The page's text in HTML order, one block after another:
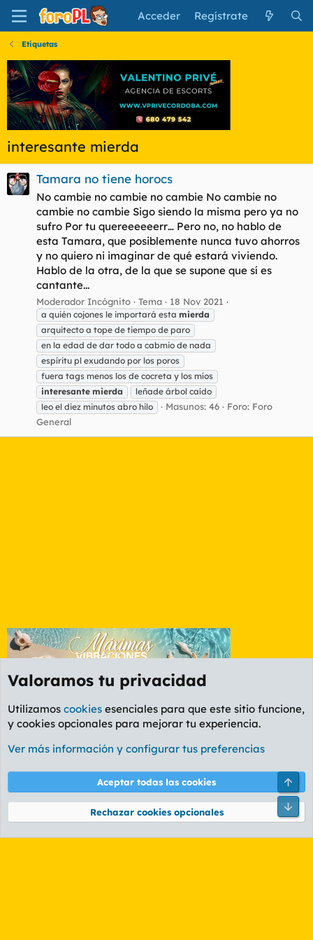
Acceder Regístrate
Etiquetas
interesante mierda
Tamara no tiene horocs
No cambie no cambie no cambie No cambie no
cambie no cambie Sigo siendo la misma pero ya no
sufro Por tu quereeeeeerr… Pero no, no hablo de
esta Tamara, que posiblemente nunca tuvo ahorros
y no quiero ni imaginar de qué estará viviendo.
Hablo de la otra, de la que se supone que sí es
cantante...
Moderador Incógnito Tema 18 Nov 2021
a quién cojones le importará esta mierda
arquitecto a tope de tiempo de paro
en la edad de dar todo a cabmio de nada
espíritu pl exudando por los poros
fuera tags menos los de cocreta y los míos
interesante mierda
leñade árbol caído
leo el diez minutos abro hilo
Masunos: 46 Foro: Foro
General
Etiquetas
Cookies
PL OLDSTYLE AMARILLO
Términos y reglas Política de privacidad Ayuda
Community platform by XenForo® © 2010-2026 XenForo Ltd.
Valoramos tu privacidad
Utilizamos cookies esenciales para que este sitio funcione,
y cookies opcionales para mejorar tu experiencia.
Ver más información y configurar tus preferencias
Aceptar todas las cookies
Rechazar cookies opcionales
Pie